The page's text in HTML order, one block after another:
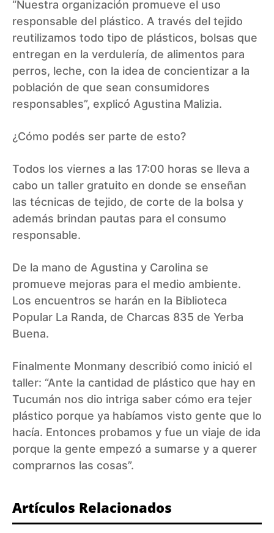
“Nuestra organización promueve el uso
responsable del plástico. A través del tejido
reutilizamos todo tipo de plásticos, bolsas que
entregan en la verdulería, de alimentos para
perros, leche, con la idea de concientizar a la
población de que sean consumidores
responsables”, explicó Agustina Malizia.
¿Cómo podés ser parte de esto?
Todos los viernes a las 17:00 horas se lleva a
cabo un taller gratuito en donde se enseñan
las técnicas de tejido, de corte de la bolsa y
además brindan pautas para el consumo
responsable.
De la mano de Agustina y Carolina se
promueve mejoras para el medio ambiente.
Los encuentros se harán en la Biblioteca
Popular La Randa, de Charcas 835 de Yerba
Buena.
Finalmente Monmany describió como inició el
taller: “Ante la cantidad de plástico que hay en
Tucumán nos dio intriga saber cómo era tejer
plástico porque ya habíamos visto gente que lo
hacía. Entonces probamos y fue un viaje de ida
porque la gente empezó a sumarse y a querer
comprarnos las cosas”.
Artículos Relacionados